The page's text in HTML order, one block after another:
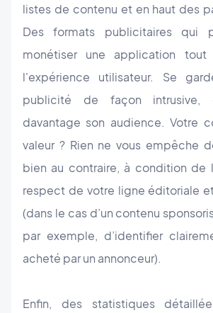
listes de contenu et en haut des
Des formats publicitaires qui
monétiser une application tout
l'expérience utilisateur. Se
publicité de façon intrusive,
davantage son audience. Votre
valeur ? Rien ne vous empêche
bien au contraire, à condition de
respect de votre ligne éditoriale
(dans le cas d’un contenu
par exemple, d’identifier
acheté par un annonceur).
Enfin, des statistiques